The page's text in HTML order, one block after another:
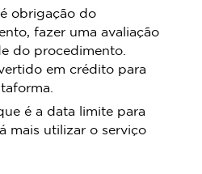
obrigação do
fazer uma avaliação
do procedimento.
em crédito para
é a data limite para
mais utilizar o serviço